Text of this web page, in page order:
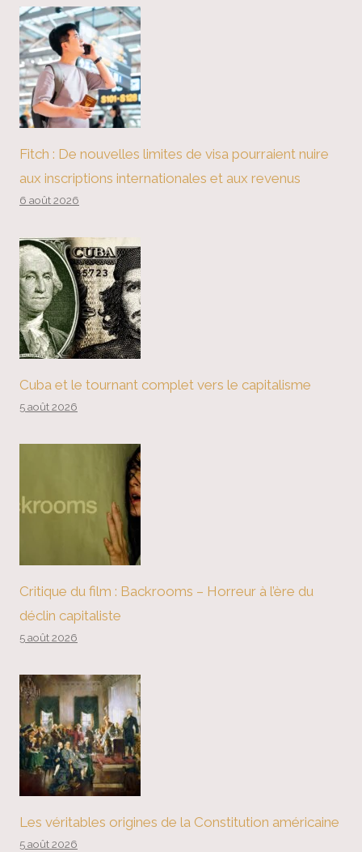
Fitch : De nouvelles limites de visa pourraient nuire
aux inscriptions internationales et aux revenus
6 août 2026
Cuba et le tournant complet vers le capitalisme
5 août 2026
Critique du film : Backrooms – Horreur à l’ère du
déclin capitaliste
5 août 2026
Les véritables origines de la Constitution américaine
5 août 2026